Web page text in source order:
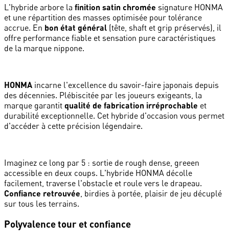
L'hybride arbore la finition satin chromée signature HONMA
et une répartition des masses optimisée pour tolérance
accrue. En bon état général (tête, shaft et grip préservés), il
offre performance fiable et sensation pure caractéristiques
de la marque nippone.
HONMA incarne l'excellence du savoir-faire japonais depuis
des décennies. Plébiscitée par les joueurs exigeants, la
marque garantit qualité de fabrication irréprochable et
durabilité exceptionnelle. Cet hybride d'occasion vous permet
d'accéder à cette précision légendaire.
Imaginez ce long par 5 : sortie de rough dense, greeen
accessible en deux coups. L'hybride HONMA décolle
facilement, traverse l'obstacle et roule vers le drapeau.
Confiance retrouvée , birdies à portée, plaisir de jeu décuplé
sur tous les terrains.
Polyvalence tour et confiance